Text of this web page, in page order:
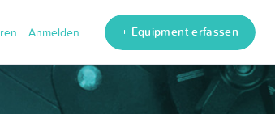
Anmelden + Equipment erfassen